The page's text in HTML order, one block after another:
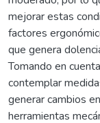
mejorar estas
factores
que genera
Tomando en
contemplar
generar cambios
herramientas